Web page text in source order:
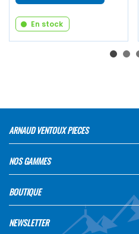
En stock
ARNAUD VENTOUX PIECES
NOS GAMMES
BOUTIQUE
NEWSLETTER